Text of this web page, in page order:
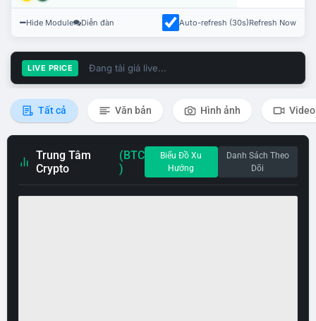
Hide Module Diễn đàn Auto-refresh (30s)Refresh Now
LIVE PRICE Đang tải giá live...
Tất cả Văn bản Hình ảnh Video
Trung Tâm
Crypto
(BTC
)
Biểu Đồ Xu
Hướng
Danh Sách Theo
Dõi